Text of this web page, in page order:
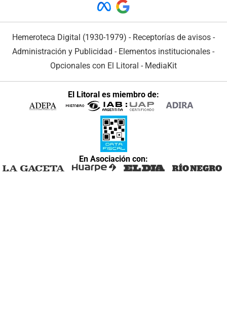
Hemeroteca Digital (1930-1979) - Receptorías de avisos -
Administración y Publicidad - Elementos institucionales -
Opcionales con El Litoral - MediaKit
El Litoral es miembro de:
En Asociación con: